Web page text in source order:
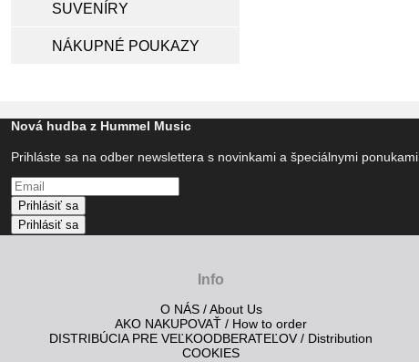
SUVENÍRY
NÁKUPNÉ POUKAZY
Nová hudba z Hummel Music
Prihláste sa na odber newslettera s novinkami a špeciálnymi
Prihlásiť sa
Prihlásiť sa
Info
O NÁS / About Us
AKO NAKUPOVAŤ / How to order
DISTRIBÚCIA PRE VEĽKOODBERATEĽOV / Distribution
COOKIES